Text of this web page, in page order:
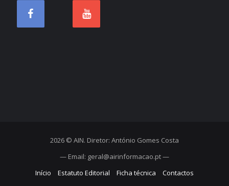
2026 © AIN. Diretor: António Gomes Costa
— Email: geral@airinformacao.pt —
Início
Estatuto Editorial Ficha técnica Contactos